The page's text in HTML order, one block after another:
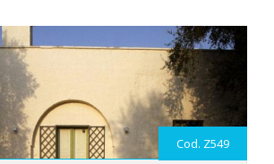
Cod. Z549